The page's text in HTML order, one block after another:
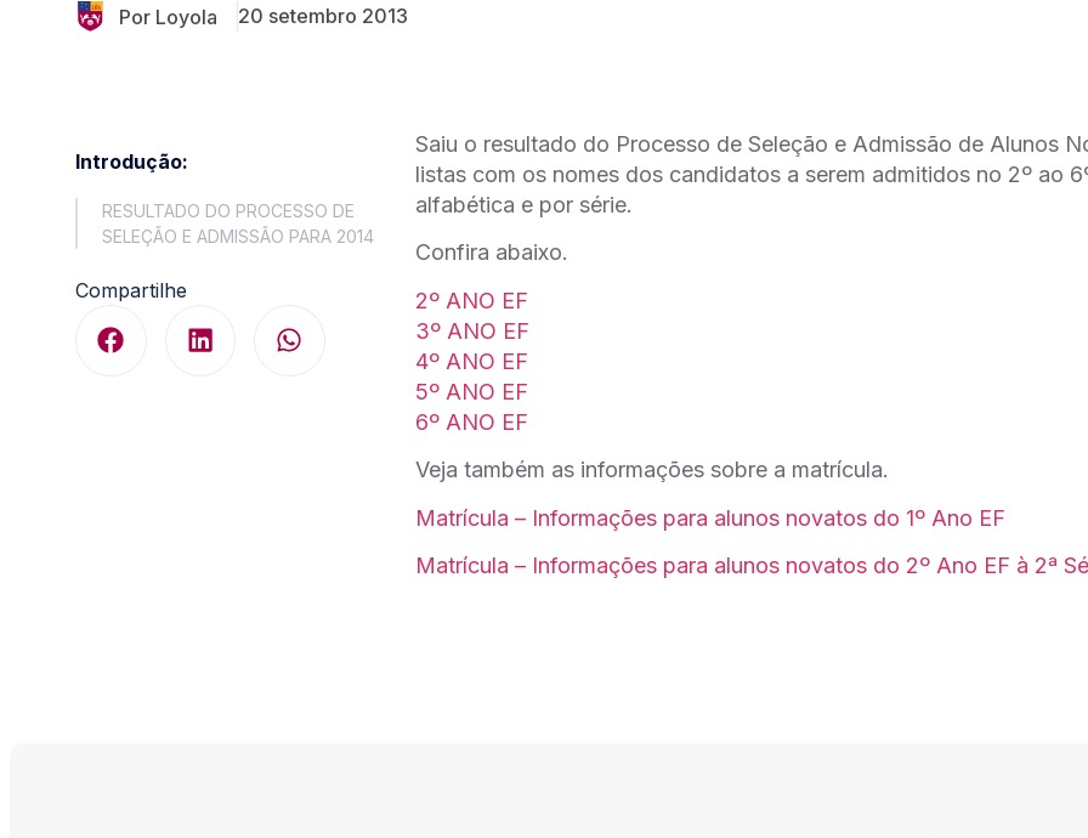
Por Loyola 20 setembro 2013
Introdução:
RESULTADO DO PROCESSO DE
SELEÇÃO E ADMISSÃO PARA 2014
Compartilhe
Saiu o resultado do Processo de Seleção e Admissão de Alunos
listas com os nomes dos candidatos a serem admitidos no 2º ao
alfabética e por série.
Confira abaixo.
2º ANO EF
3º ANO EF
4º ANO EF
5º ANO EF
6º ANO EF
Veja também as informações sobre a matrícula.
Matrícula – Informações para alunos novatos do 1º Ano EF
Matrícula – Informações para alunos novatos do 2º Ano EF à 2ª